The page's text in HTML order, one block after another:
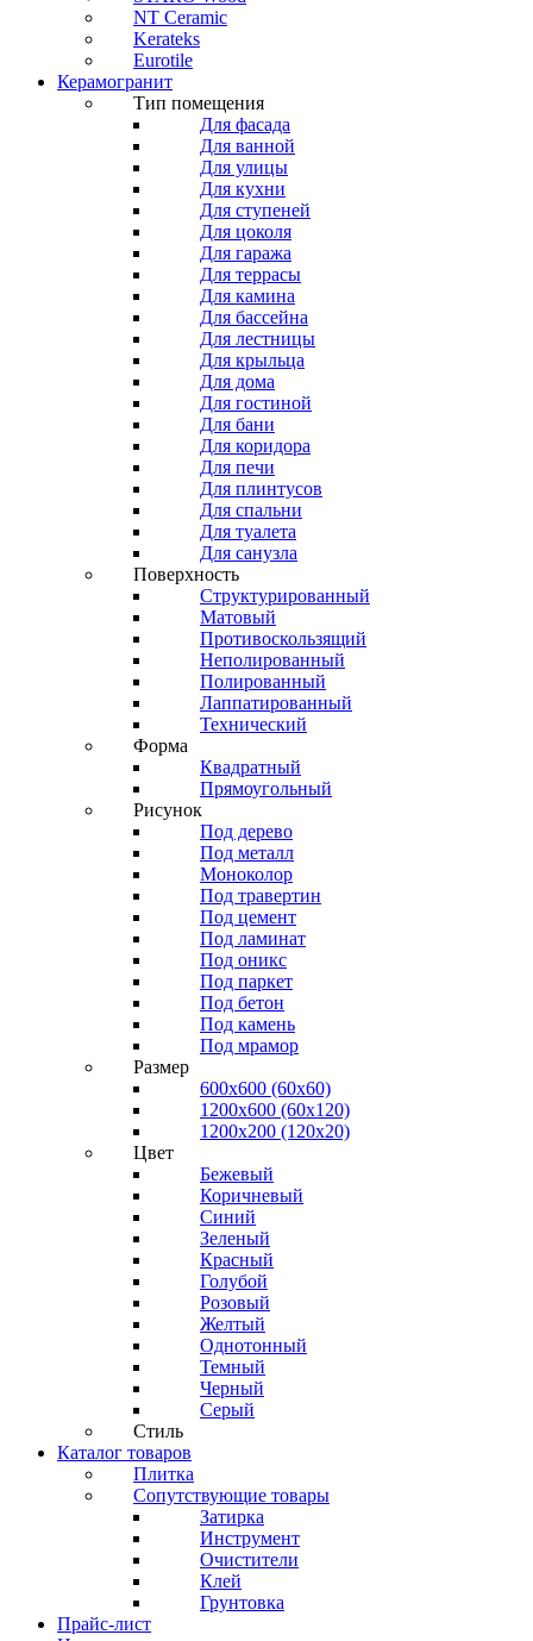
NT Ceramic
Kerateks
Eurotile
Керамогранит
Тип помещения
Для фасада
Для ванной
Для улицы
Для кухни
Для ступеней
Для цоколя
Для гаража
Для террасы
Для камина
Для бассейна
Для лестницы
Для крыльца
Для дома
Для гостиной
Для бани
Для коридора
Для печи
Для плинтусов
Для спальни
Для туалета
Для санузла
Поверхность
Структурированный
Матовый
Противоскользящий
Неполированный
Полированный
Лаппатированный
Технический
Форма
Квадратный
Прямоугольный
Рисунок
Под дерево
Под металл
Моноколор
Под травертин
Под цемент
Под ламинат
Под оникс
Под паркет
Под бетон
Под камень
Под мрамор
Размер
600х600 (60х60)
1200х600 (60х120)
1200х200 (120x20)
Цвет
Бежевый
Коричневый
Синий
Зеленый
Красный
Голубой
Розовый
Желтый
Однотонный
Темный
Черный
Серый
Стиль
Каталог товаров
Плитка
Сопутствующие товары
Затирка
Инструмент
Очистители
Клей
Грунтовка
Прайс-лист